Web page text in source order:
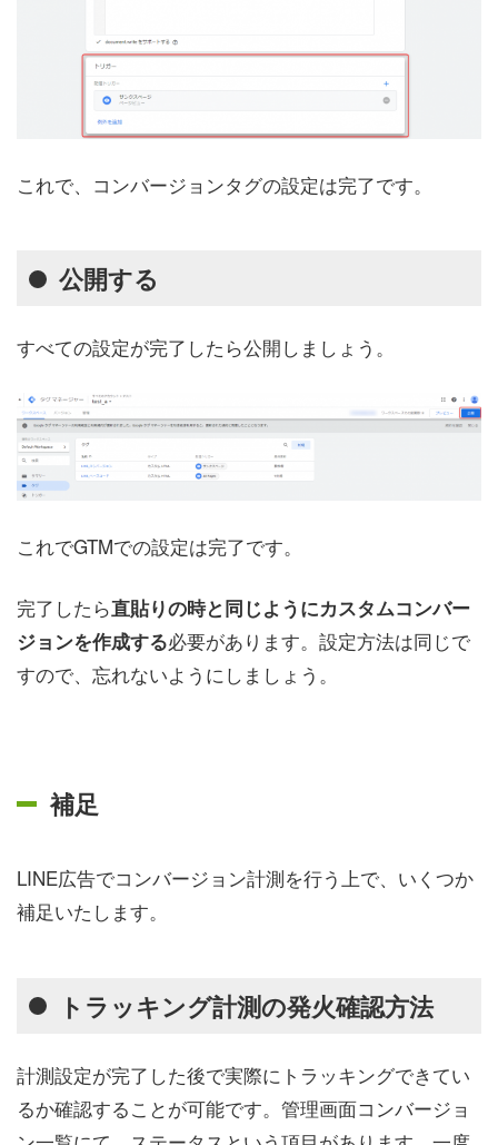
これで、コンバージョンタグの設定は完了です。
公開する
すべての設定が完了したら公開しましょう。
これでGTMでの設定は完了です。
完了したら直貼りの時と同じようにカスタムコンバー
ジョンを作成する必要があります。設定方法は同じで
すので、忘れないようにしましょう。
補足
LINE広告でコンバージョン計測を行う上で、いくつか
補足いたします。
トラッキング計測の発火確認方法
計測設定が完了した後で実際にトラッキングできてい
るか確認することが可能です。管理画面コンバージョ